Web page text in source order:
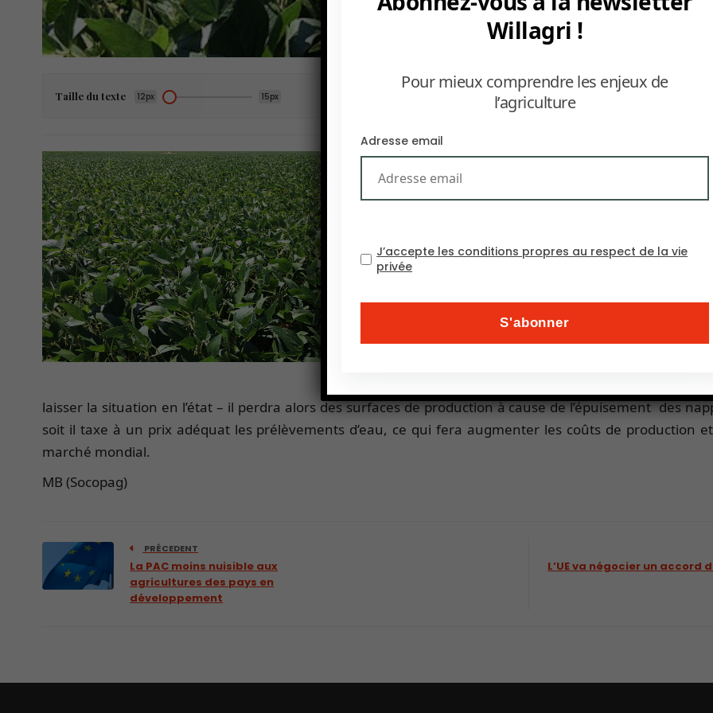
Taille du texte 12px 15px
Le service officiel des eaux au Brésil tire la
provoque l’épuisement des nappes
(Ana) qui gère les ressources hydriques
absorbe 85 % de l’eau utilisé en
et de quatre mètres de profondeur. L’Ana
provoquant une utilisation insouciante de
laisser la situation en l’état – il perdra alors des surfaces de production à cause de l’épuisement des
soit il taxe à un prix adéquat les prélèvements d’eau, ce qui fera augmenter les coûts de production
marché mondial.
MB (Socopag)
PRÉCEDENT
La PAC moins nuisible aux
agricultures des pays en
développement
L’UE va négocier un
Willagri !
Pour mieux comprendre les enjeux de
l’agriculture
Adresse email
J’accepte les conditions propres au respect de la vie
privée